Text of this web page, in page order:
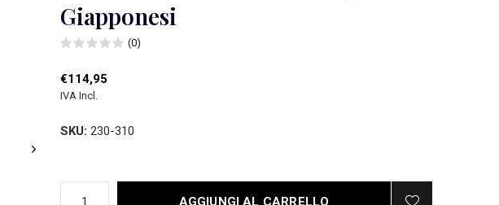
Giapponesi
(0)
€114,95
IVA Incl.
SKU: 230-310
AGGIUNGI AL CARRELLO